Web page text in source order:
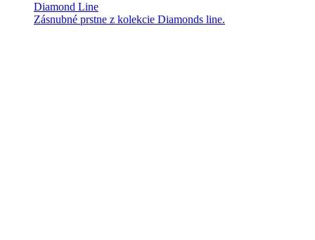
Diamond Line
Zásnubné prstne z kolekcie Diamonds line.